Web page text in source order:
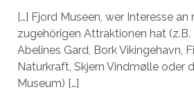
[…] Fjord Museen, wer Interesse an
zugehörigen Attraktionen hat (z.B.
Abelines Gard, Bork Vikingehavn,
Naturkraft, Skjern Vindmølle oder
Museum) […]